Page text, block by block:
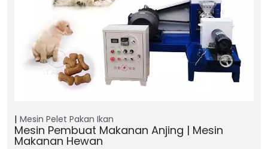
Mesin Pelet Pakan Ikan
Mesin Pembuat Makanan Anjing | Mesin
Makanan Hewan